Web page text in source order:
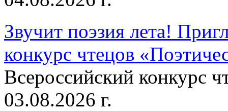
Звучит поэзия лета!
конкурс чтецов
Всероссийский конкурс
03.08.2026 г.